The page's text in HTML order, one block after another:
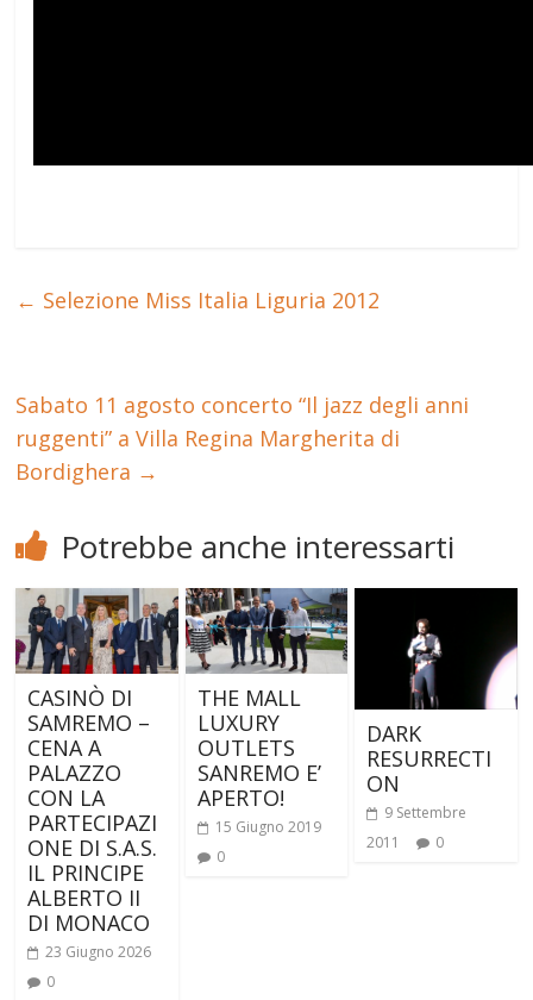
← Selezione Miss Italia Liguria 2012
Sabato 11 agosto concerto “Il jazz degli anni
ruggenti” a Villa Regina Margherita di
Bordighera →
Potrebbe anche interessarti
CASINÒ DI
SAMREMO –
CENA A
PALAZZO
CON LA
PARTECIPAZI
ONE DI S.A.S.
IL PRINCIPE
ALBERTO II
DI MONACO
23 Giugno 2026
0
THE MALL
LUXURY
OUTLETS
SANREMO E’
APERTO!
15 Giugno 2019
0
DARK
RESURRECTI
ON
9 Settembre
2011
0